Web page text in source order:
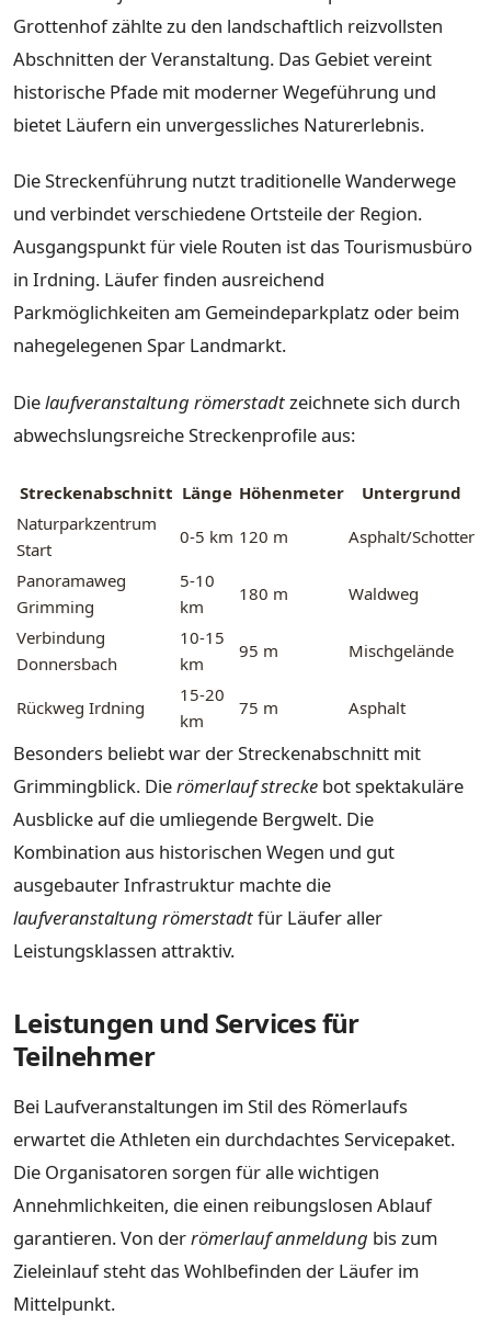
Grottenhof zählte zu den landschaftlich reizvollsten
Abschnitten der Veranstaltung. Das Gebiet vereint
historische Pfade mit moderner Wegeführung und
bietet Läufern ein unvergessliches Naturerlebnis.
Die Streckenführung nutzt traditionelle Wanderwege
und verbindet verschiedene Ortsteile der Region.
Ausgangspunkt für viele Routen ist das Tourismusbüro
in Irdning. Läufer finden ausreichend
Parkmöglichkeiten am Gemeindeparkplatz oder beim
nahegelegenen Spar Landmarkt.
Dielaufveranstaltung römerstadtzeichnete sich durch
abwechslungsreiche Streckenprofile aus:
Streckenabschnitt Länge Höhenmeter
Untergrund
Naturparkzentrum
Start
0-5 km 120 m
Asphalt/Schotter
Panoramaweg
Grimming
5-10
km
180 m
Waldweg
Verbindung
Donnersbach
10-15
km
95 m Mischgelände
Rückweg Irdning
15-20
km
75 m Asphalt
Besonders beliebt war der Streckenabschnitt mit
Grimmingblick. Dierömerlauf strecke bot spektakuläre
Ausblicke auf die umliegende Bergwelt. Die
Kombination aus historischen Wegen und gut
ausgebauter Infrastruktur machte die
laufveranstaltung römerstadtfür Läufer aller
Leistungsklassen attraktiv.
Leistungen und Services für
Teilnehmer
Bei Laufveranstaltungen im Stil des Römerlaufs
erwartet die Athleten ein durchdachtes Servicepaket.
Die Organisatoren sorgen für alle wichtigen
Annehmlichkeiten, die einen reibungslosen Ablauf
garantieren. Von derrömerlauf anmeldung bis zum
Zieleinlauf steht das Wohlbefinden der Läufer im
Mittelpunkt.